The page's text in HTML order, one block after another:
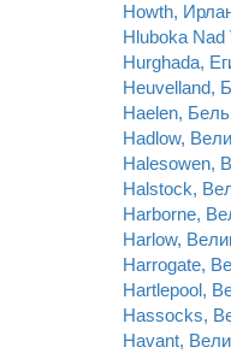
Howth,
Hluboka Nad
Hurghada,
Heuvelland,
Haelen,
Hadlow,
Halesowen,
Halstock,
Harborne,
Harlow,
Harrogate,
Hartlepool,
Hassocks,
Havant,